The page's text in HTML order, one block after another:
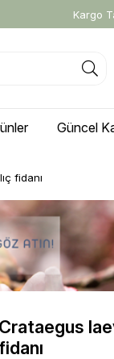
Kargo
Güncel
fidanı
Crataegus
fidanı